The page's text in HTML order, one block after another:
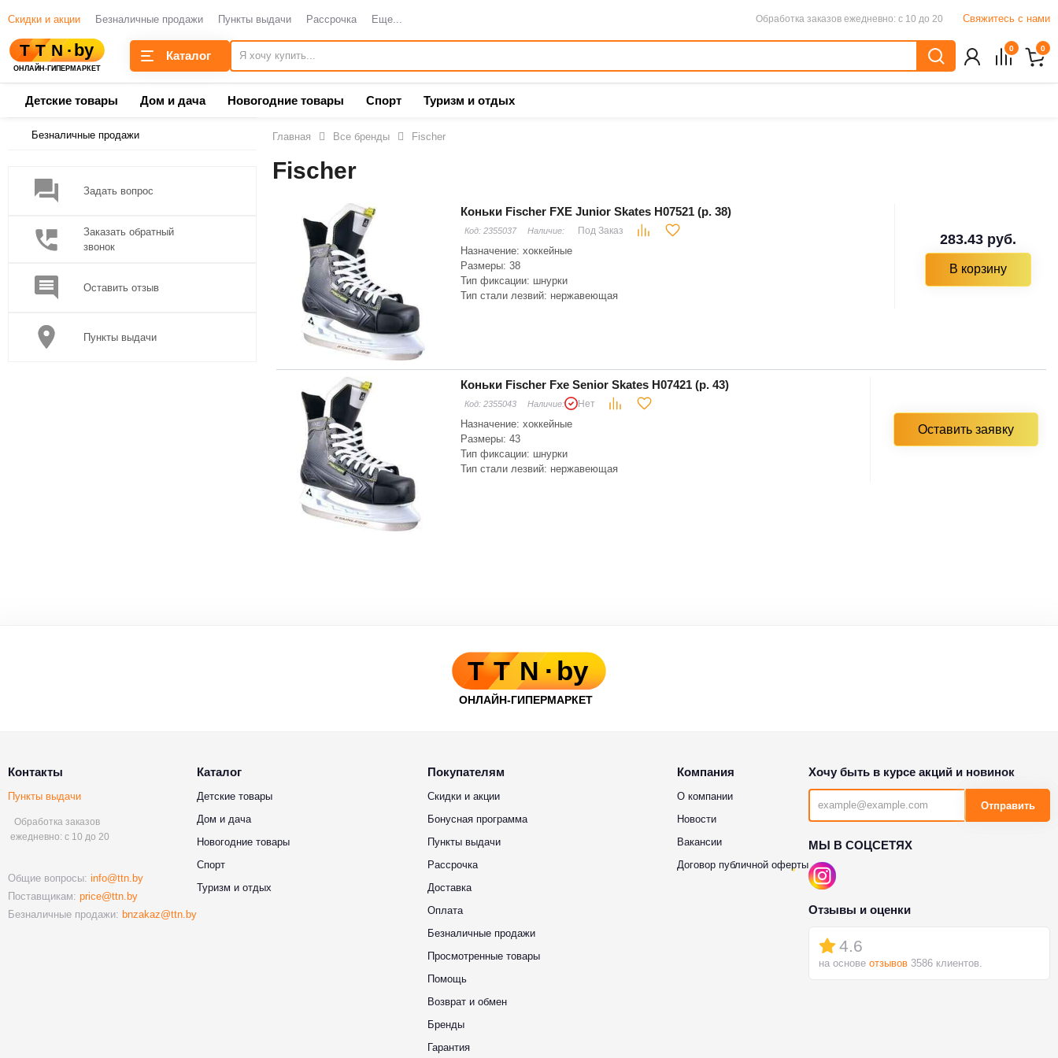
Скидки и акции Безналичные продажи Пункты выдачи Рассрочка Еще... Обработка заказовежедневно: с 10 до 20 Свяжитесь с нами
Каталог
0 0
Детские товары Дом и дача Новогодние товары Спорт Туризм и отдых
Безналичные продажи
Задать вопрос
Заказать обратный
звонок
Оставить отзыв
Пункты выдачи
Главная Все бренды Fischer
Fischer
Коньки Fischer FXE Junior Skates H07521 (р. 38)
Код: 2355037 Наличие: Под Заказ
Назначение: хоккейные
Размеры: 38
Тип фиксации: шнурки
Тип стали лезвий: нержавеющая
283.43 руб.
В корзину
Коньки Fischer Fxe Senior Skates H07421 (р. 43)
Код: 2355043 Наличие: Нет
Назначение: хоккейные
Размеры: 43
Тип фиксации: шнурки
Тип стали лезвий: нержавеющая
Оставить заявку
Контакты
Пункты выдачи
Обработка заказов
ежедневно: с 10 до 20
Общие вопросы: info@ttn.by
Поставщикам: price@ttn.by
Безналичные продажи: bnzakaz@ttn.by
Каталог
Детские товары
Дом и дача
Новогодние товары
Спорт
Туризм и отдых
Покупателям
Скидки и акции
Бонусная программа
Пункты выдачи
Рассрочка
Доставка
Оплата
Безналичные продажи
Просмотренные товары
Помощь
Возврат и обмен
Бренды
Гарантия
Компания
О компании
Новости
Вакансии
Договор публичной оферты
Хочу быть в курсе акций и новинок
Отправить
МЫ В СОЦСЕТЯХ
Отзывы и оценки
4.6
на основе отзывов 3586 клиентов.